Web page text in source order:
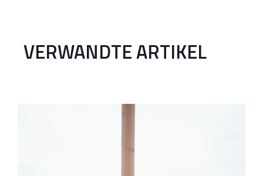
VERWANDTE ARTIKEL